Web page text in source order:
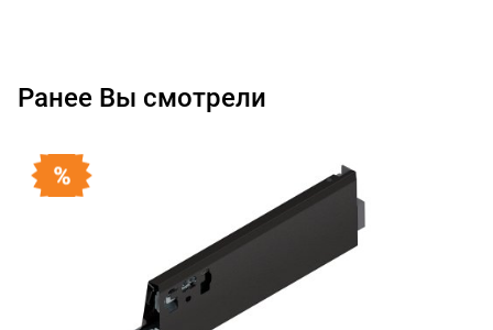
Ранее Вы смотрели